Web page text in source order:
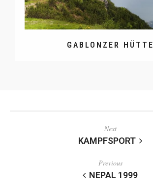
GABLONZER HÜTTE
Next
KAMPFSPORT
Previous
NEPAL 1999